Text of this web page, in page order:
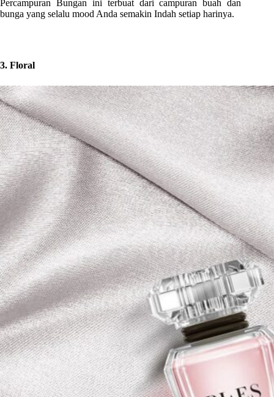
Percampuran Bungan ini terbuat dari campuran buah dan
bunga yang selalu mood Anda semakin Indah setiap harinya.
3. Floral